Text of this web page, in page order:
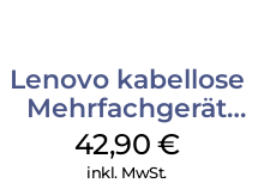
Lenovo kabellose
Mehrfachgerät
Luna Grey
42,90 €
inkl. MwSt.